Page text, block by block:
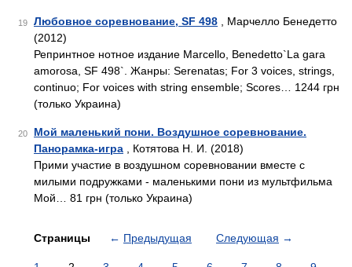
19 Любовное соревнование, SF 498 , Марчелло Бенедетто
(2012)
Репринтное нотное издание Marcello, Benedetto`La gara
amorosa, SF 498`. Жанры: Serenatas; For 3 voices, strings,
continuo; For voices with string ensemble; Scores… 1244 грн
(только Украина)
20
Мой маленький пони. Воздушное соревнование.
Панорамка-игра , Котятова Н. И. (2018)
Прими участие в воздушном соревновании вместе с
милыми подружками - маленькими пони из мультфильма
Мой… 81 грн (только Украина)
Страницы ← Предыдущая Следующая →